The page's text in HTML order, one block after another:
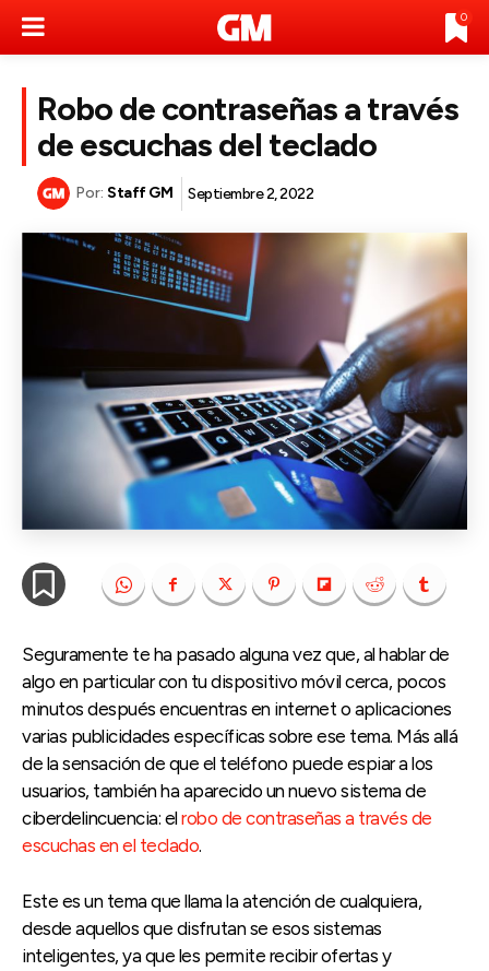
0
Robo de contraseñas a través
de escuchas del teclado
Por: Staff GM Septiembre 2, 2022
Seguramente te ha pasado alguna vez que, al hablar de
algo en particular con tu dispositivo móvil cerca, pocos
minutos después encuentras en internet o aplicaciones
varias publicidades específicas sobre ese tema. Más allá
de la sensación de que el teléfono puede espiar a los
usuarios, también ha aparecido un nuevo sistema de
ciberdelincuencia: elrobo de contraseñas a través de
escuchas en el teclado.
Este es un tema que llama la atención de cualquiera,
desde aquellos que disfrutan se esos sistemas
inteligentes, ya que les permite recibir ofertas y